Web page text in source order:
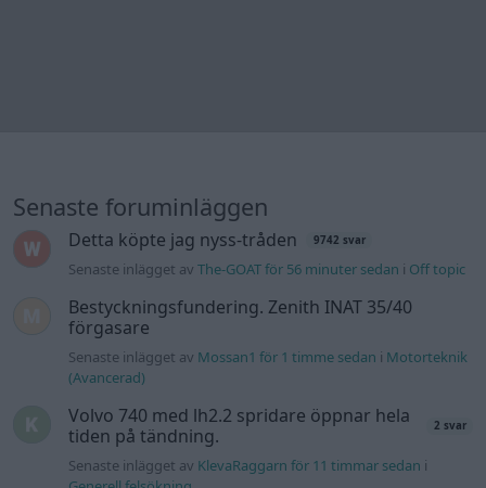
Senaste foruminläggen
Detta köpte jag nyss-tråden 9742 svar
Senaste inlägget avThe-GOAT för 56 minuter sedan i Off topic
Bestyckningsfundering. Zenith INAT 35/40
förgasare
Senaste inlägget av Mossan1 för 1 timme sedan i Motorteknik
(Avancerad)
Volvo 740 med lh2.2 spridare öppnar hela
tiden på tändning.
2 svar
Senaste inlägget av KlevaRaggarn för 11 timmar sedan i